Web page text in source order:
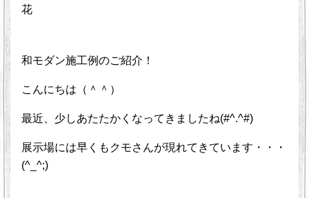
花
和モダン施工例のご紹介！
こんにちは（＾＾）
最近、少しあたたかくなってきましたね(#^.^#)
展示場には早くもクモさんが現れてきています・・・
(^_^;)